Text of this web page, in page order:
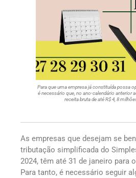
Para que uma empresa já constituída possa
é necessário que, no ano-calendário anterior
receita bruta de até R$ 4, 8
As empresas que desejam se
tributação simplificada do
2024, têm até 31 de janeiro para
Para tanto, é necessário seguir